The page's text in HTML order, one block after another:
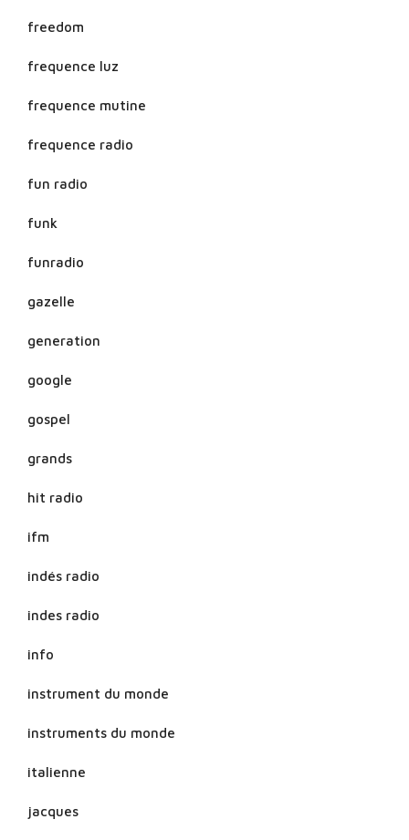
freedom
frequence luz
frequence mutine
frequence radio
fun radio
funk
funradio
gazelle
generation
google
gospel
grands
hit radio
ifm
indés radio
indes radio
info
instrument du monde
instruments du monde
italienne
jacques